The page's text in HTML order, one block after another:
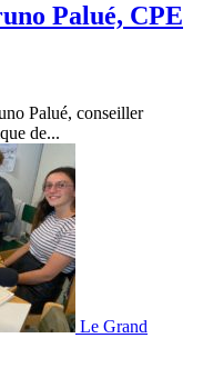
Palué, CPE
Palué, conseiller
de...
Le Grand